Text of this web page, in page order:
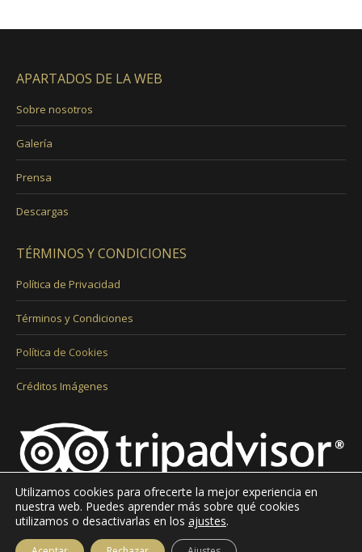
APARTADOS DE LA WEB
Sobre nosotros
Galería
Prensa
Descargas
TÉRMINOS Y CONDICIONES
Política de Privacidad
Términos y Condiciones
Política de Cookies
Créditos Imágenes
Utilizamos cookies para ofrecerte la mejor experiencia en
nuestra web. Puedes aprender más sobre qué cookies
utilizamos o desactivarlas en los ajustes.